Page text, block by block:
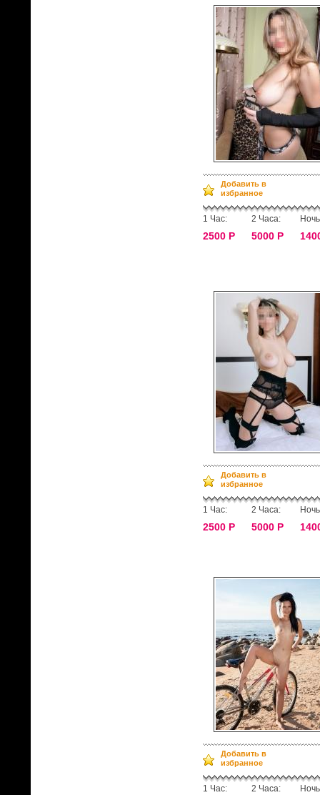
Добавить в
избранное
1 Час:
2500 Р
2 Часа:
5000 Р
Добавить в
избранное
1 Час:
2500 Р
2 Часа:
5000 Р
Добавить в
избранное
1 Час: 2 Часа: